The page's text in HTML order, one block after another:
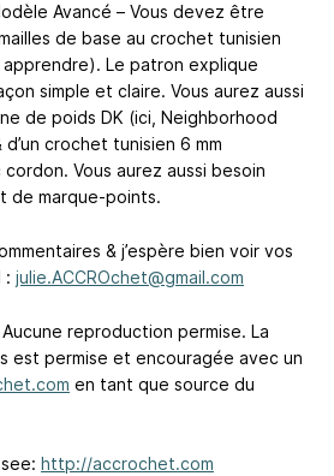
Avancé – Vous devez être
de base au crochet tunisien
Le patron explique
simple et claire. Vous aurez aussi
de poids DK (ici, Neighborhood
crochet tunisien 6 mm
Vous aurez aussi besoin
de marque-points.
& j’espère bien voir vos
: julie.ACCROchet@gmail.com
reproduction permise. La
est permise et encouragée avec un
en tant que source du
http://accrochet.com